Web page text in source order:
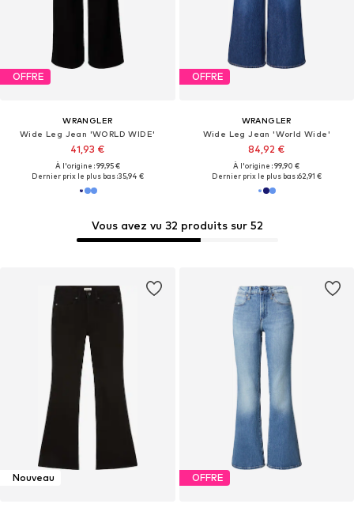
Vous avez vu 32 produits sur 52
OFFRE
WRANGLER
Wide Leg Jean 'WORLD WIDE'
41,93 €
À l'origine : 99,95 €
Dernier prix le plus bas :35,94 €
OFFRE
WRANGLER
Wide Leg Jean 'World Wide'
84,92 €
À l'origine : 99,90 €
Dernier prix le plus bas :62,91 €
Nouveau OFFRE